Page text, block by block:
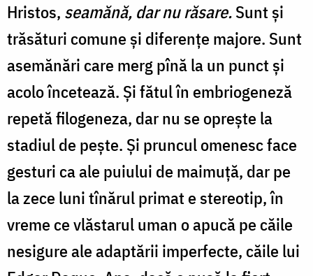
Hristos, seamănă, dar nu răsare.Sunt şi
trăsături comune şi diferenţe majore. Sunt
asemănări care merg pînă la un punct şi
acolo încetează. Şi fătul în embriogeneză
repetă filogeneza, dar nu se opreşte la
stadiul de peşte. Şi pruncul omenesc face
gesturi ca ale puiului de maimuţă, dar pe
la zece luni tînărul primat e stereotip, în
vreme ce vlăstarul uman o apucă pe căile
nesigure ale adaptării imperfecte, căile lui